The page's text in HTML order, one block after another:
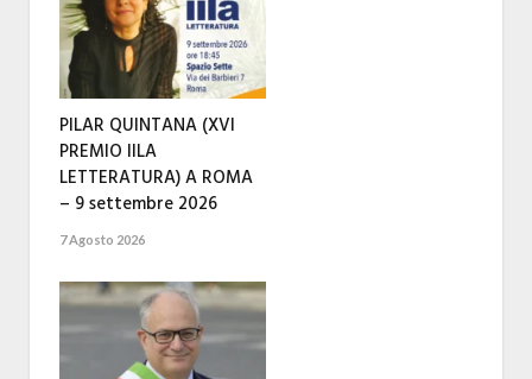
PILAR QUINTANA (XVI
PREMIO IILA
LETTERATURA) A ROMA
– 9 settembre 2026
7 Agosto 2026